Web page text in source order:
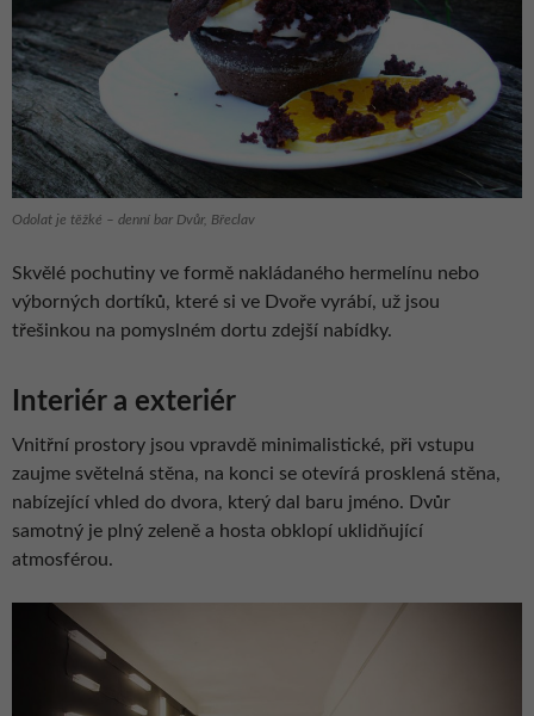
Odolat je těžké – denní bar Dvůr, Břeclav
Skvělé pochutiny ve formě nakládaného hermelínu nebo
výborných dortíků, které si ve Dvoře vyrábí, už jsou
třešinkou na pomyslném dortu zdejší nabídky.
Interiér a exteriér
Vnitřní prostory jsou vpravdě minimalistické, při vstupu
zaujme světelná stěna, na konci se otevírá prosklená stěna,
nabízející vhled do dvora, který dal baru jméno. Dvůr
samotný je plný zeleně a hosta obklopí uklidňující
atmosférou.